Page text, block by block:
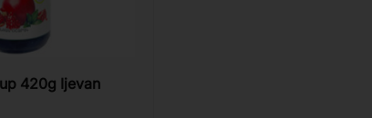
Granatapfelsirup 420g Ijevan